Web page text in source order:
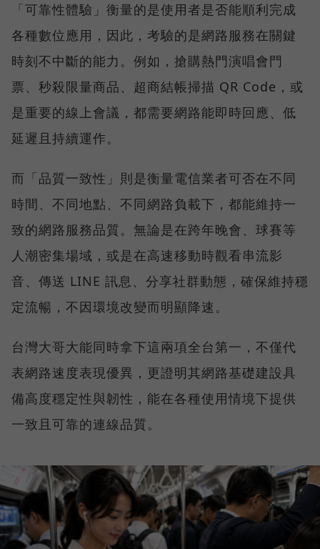
「可靠性體驗」衡量的是使用者是否能順利完成
各種數位應用，因此，考驗的是網路服務在關鍵
時刻不中斷的能力。例如，搶購熱門演唱會門
票、秒殺限量商品、超商結帳掃描 QR Code，或
是重要的線上會議，都需要網路能即時回應、低
延遲且持續運作。
而「品質一致性」則是衡量電信業者可否在不同
時間、不同地點、不同網路負載下，都能維持一
致的網路服務品質。無論是在跨年晚會、球賽等
人潮密集場域，或是在高速移動時觀看串流影
音、傳送 LINE 訊息、分享社群動態，確保維持穩
定流暢，不因環境改變而明顯降速。
台灣大哥大能同時拿下這兩項全台第一，不僅代
表網路速度表現優異，更證明其網路基礎建設具
備高度穩定性與韌性，能在各種使用情境下提供
一致且可靠的連線品質。